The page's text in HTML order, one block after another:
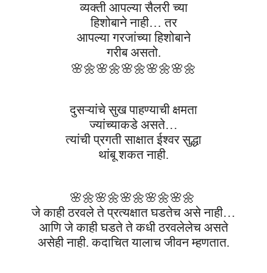
व्यक्ती आपल्या सैलरी च्या
हिशोबाने नाही… तर
आपल्या गरजांच्या हिशोबाने
गरीब असतो.
🌸🌼🌸🌼🌸🌼🌸🌼🌸🌼
दुसऱ्यांचे सुख पाहण्याची क्षमता
ज्यांच्याकडे असते…
त्यांची प्रगती साक्षात ईश्वर सुद्धा
थांबू शकत नाही.
🌸🌼🌸🌼🌸🌼🌸🌼🌸🌼
जे काही ठरवले ते प्रत्यक्षात घडतेच असे नाही…
आणि जे काही घडते ते कधी ठरवलेलेच असते
असेही नाही. कदाचित यालाच जीवन म्हणतात.